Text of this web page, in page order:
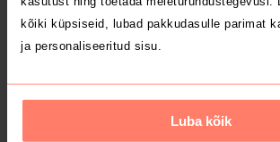
kõiki küpsiseid, lubad pakkudasulle parimat
ja personaliseeritud sisu.
Luba kõik